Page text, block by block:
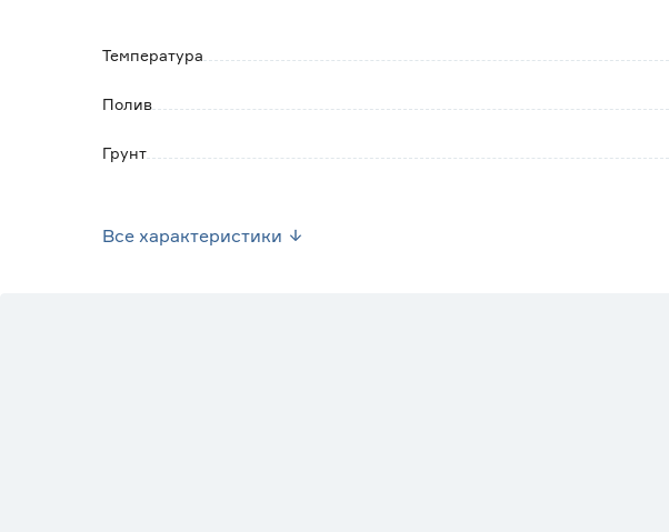
Температура
Полив
Грунт
Все характеристики